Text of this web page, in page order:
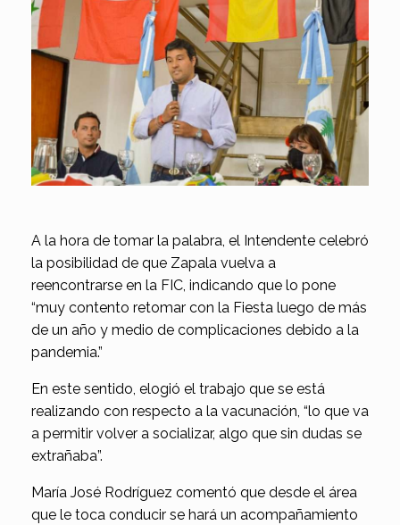
A la hora de tomar la palabra, el Intendente celebró
la posibilidad de que Zapala vuelva a
reencontrarse en la FIC, indicando que lo pone
“muy contento retomar con la Fiesta luego de más
de un año y medio de complicaciones debido a la
pandemia.”
En este sentido, elogió el trabajo que se está
realizando con respecto a la vacunación, “lo que va
a permitir volver a socializar, algo que sin dudas se
extrañaba”.
María José Rodríguez comentó que desde el área
que le toca conducir se hará un acompañamiento